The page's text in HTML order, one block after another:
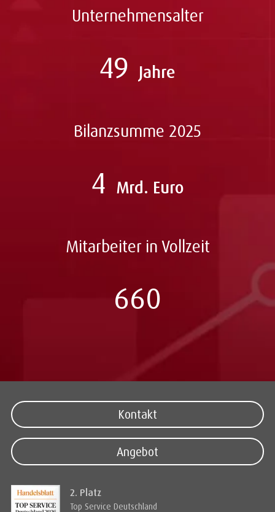
Unternehmensalter
49 Jahre
Bilanzsumme 2025
4 Mrd. Euro
Mitarbeiter in Vollzeit
660
Kontakt
Angebot
2. Platz
Top Service Deutschland